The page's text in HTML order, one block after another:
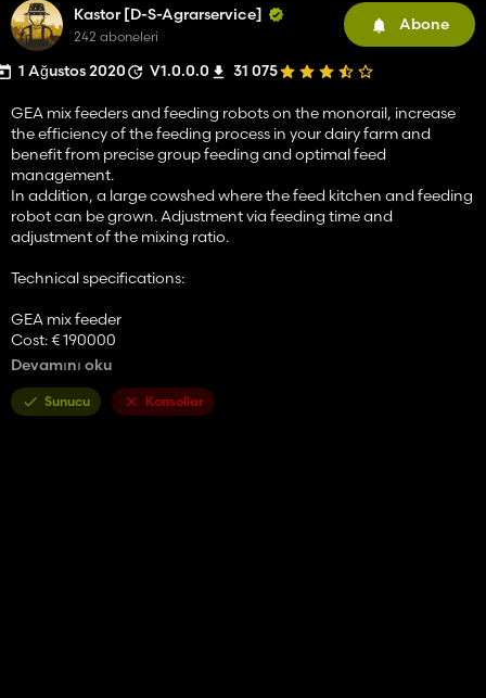
Kastor [D-S-Agrarservice]
242 aboneleri
Abone
1 Ağustos 2020 V1.0.0.0 31 075
GEA mix feeders and feeding robots on the monorail, increase
the efficiency of the feeding process in your dairy farm and
benefit from precise group feeding and optimal feed
management.
In addition, a large cowshed where the feed kitchen and feeding
robot can be grown. Adjustment via feeding time and
adjustment of the mixing ratio.
Technical specifications:
GEA mix feeder
Cost: € 190000
Bunker Capacity: 120000 L.
Dimensions: approx. 13m x 21m
Raw materials required: silage / hay / straw
Devamını oku
Sunucu Konsollar